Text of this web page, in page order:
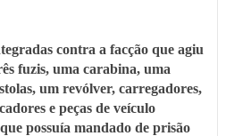
contra a facção que agiu
fuzis, uma carabina, uma
um revólver, carregadores,
e peças de veículo
possuía mandado de prisão